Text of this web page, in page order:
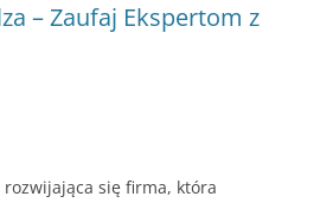
– Zaufaj Ekspertom z
się firma, która